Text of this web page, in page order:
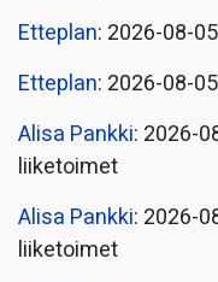
Etteplan: 2026-08-
Etteplan: 2026-08-
Alisa Pankki: 2026-
liiketoimet
Alisa Pankki: 2026-
liiketoimet